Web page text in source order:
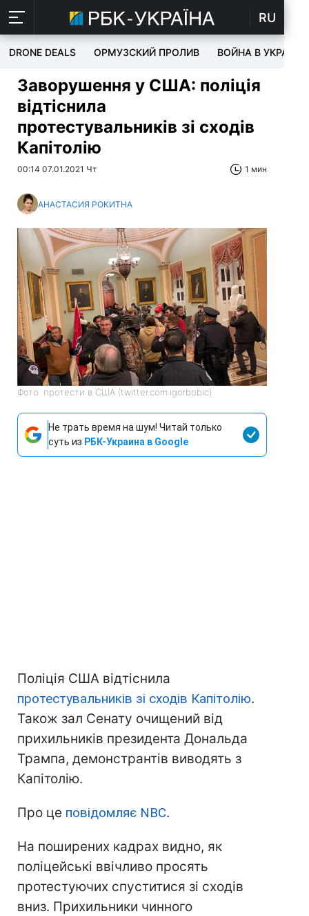
RU
DRONE DEALS ОРМУЗСКИЙ ПРОЛИВ ВОЙНА В УКРАИНЕ
Заворушення у США: поліція
відтіснила
протестувальників зі сходів
Капітолію
00:14 07.01.2021 Чт 1 мин
АНАСТАСИЯ РОКИТНА
Фото: протести в США (twitter.com.igorbobic)
Не трать время на шум! Читай только
суть из РБК-Украина в Google
Поліція США відтіснила
протестувальників зі сходів Капітолію.
Також зал Сенату очищений від
прихильників президента Дональда
Трампа, демонстрантів виводять з
Капітолію.
Про це повідомляє NBC.
На поширених кадрах видно, як
поліцейські ввічливо просять
протестуючих спуститися зі сходів
вниз. Прихильники чинного